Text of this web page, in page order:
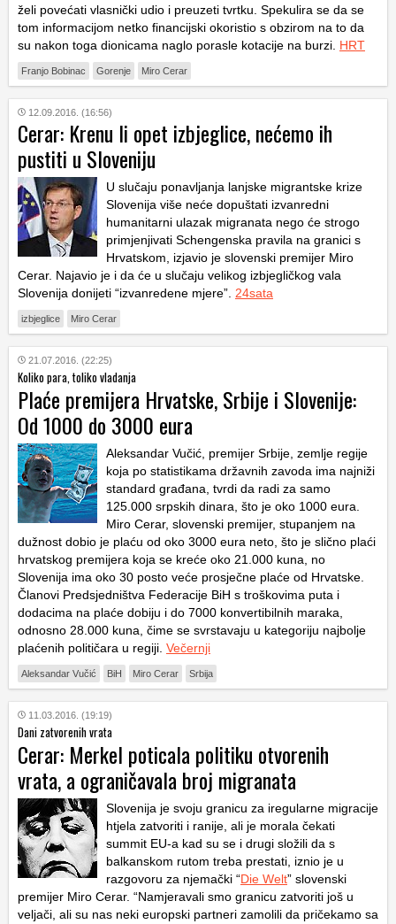
želi povećati vlasnički udio i preuzeti tvrtku. Spekulira se da se
tom informacijom netko financijski okoristio s obzirom na to da
su nakon toga dionicama naglo porasle kotacije na burzi. HRT
Franjo Bobinac Gorenje Miro Cerar
12.09.2016. (16:56)
Cerar: Krenu li opet izbjeglice, nećemo ih
pustiti u Sloveniju
U slučaju ponavljanja lanjske migrantske krize
Slovenija više neće dopuštati izvanredni
humanitarni ulazak migranata nego će strogo
primjenjivati Schengenska pravila na granici s
Hrvatskom, izjavio je slovenski premijer Miro
Cerar. Najavio je i da će u slučaju velikog izbjegličkog vala
Slovenija donijeti “izvanredene mjere”. 24sata
izbjeglice Miro Cerar
21.07.2016. (22:25)
Koliko para, toliko vladanja
Plaće premijera Hrvatske, Srbije i Slovenije:
Od 1000 do 3000 eura
Aleksandar Vučić, premijer Srbije, zemlje regije
koja po statistikama državnih zavoda ima najniži
standard građana, tvrdi da radi za samo
125.000 srpskih dinara, što je oko 1000 eura.
Miro Cerar, slovenski premijer, stupanjem na
dužnost dobio je plaću od oko 3000 eura neto, što je slično plaći
hrvatskog premijera koja se kreće oko 21.000 kuna, no
Slovenija ima oko 30 posto veće prosječne plaće od Hrvatske.
Članovi Predsjedništva Federacije BiH s troškovima puta i
dodacima na plaće dobiju i do 7000 konvertibilnih maraka,
odnosno 28.000 kuna, čime se svrstavaju u kategoriju najbolje
plaćenih političara u regiji. Večernji
Aleksandar Vučić BiH Miro Cerar Srbija
11.03.2016. (19:19)
Dani zatvorenih vrata
Cerar: Merkel poticala politiku otvorenih
vrata, a ograničavala broj migranata
Slovenija je svoju granicu za iregularne migracije
htjela zatvoriti i ranije, ali je morala čekati
summit EU-a kad su se i drugi složili da s
balkanskom rutom treba prestati, iznio je u
razgovoru za njemački “Die Welt” slovenski
premijer Miro Cerar. “Namjeravali smo granicu zatvoriti još u
veljači, ali su nas neki europski partneri zamolili da pričekamo sa